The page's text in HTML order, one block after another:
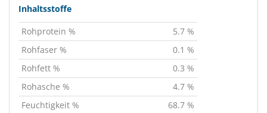
Inhaltsstoffe
Rohprotein %
5.7 %
Rohfaser %
0.1 %
Rohfett %
0.3 %
Rohasche %
4.7 %
Feuchtigkeit %
68.7 %